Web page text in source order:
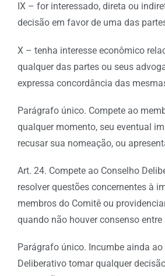
IX – for interessado, direta ou
decisão em favor de uma das
X – tenha interesse econômico
qualquer das partes ou seus
expressa concordância das
Parágrafo único. Compete ao
qualquer momento, seu eventual
recusar sua nomeação, ou
Art. 24. Compete ao Conselho
resolver questões concernentes à
membros do Comitê ou
quando não houver consenso entre
Parágrafo único. Incumbe ainda ao
Deliberativo tomar qualquer